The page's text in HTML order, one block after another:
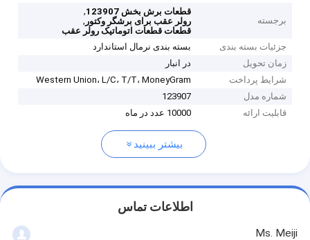
برجسته
قطعات برش بخش 123907
,
رولر عقب برای برشگر وکتور ,
قطعات قطعات اتوماتیک رولر عقب
جزئیات بسته بندی
بسته بندی نرمال استاندارد
زمان تحویل
در انبار
شرایط پرداخت
Western Union، L/C، T/T، MoneyGram
شماره مدل
123907
قابلیت ارائه
10000 عدد در ماه
بیشتر ببینید
اطلاعات تماس
Ms. Meiji